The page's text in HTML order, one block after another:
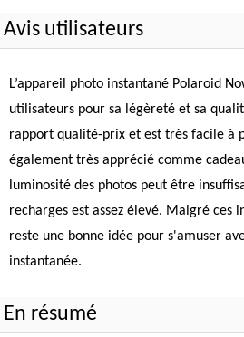
Avis utilisateurs
L’appareil photo instantané Polaroid
utilisateurs pour sa légèreté et sa
rapport qualité-prix et est très facile à
également très apprécié comme
luminosité des photos peut être
recharges est assez élevé. Malgré ces
reste une bonne idée pour s'amuser
instantanée.
En résumé